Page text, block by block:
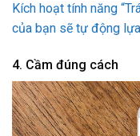
Kích hoạt tính năng
của bạn sẽ tự động
4. Cầm đúng cách